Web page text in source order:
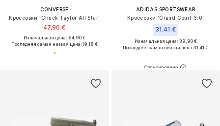
CONVERSE
Кроссовки 'Chuck Taylor All Star'
47,90 €
Изначальная цена: 64,90 €
Последняя самая низкая цена:19,16 €
ADIDAS SPORTSWEAR
Кроссовки 'Grand Court 3.0'
31,41 €
Изначальная цена: 39,90 €
Последняя самая низкая цена:31,41 €